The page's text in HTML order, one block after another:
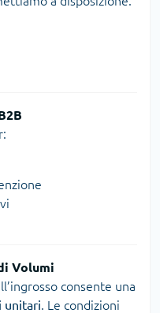
Volumi
consente una
unitari. Le condizioni